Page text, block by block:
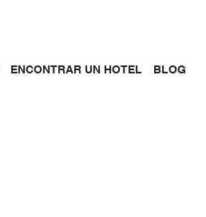
ENCONTRAR UN HOTEL BLOG